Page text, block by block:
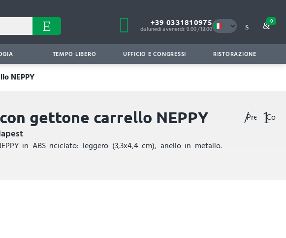
+39 0331810975
da lunedì a venerdì: 9.00 / 18.00
0
TEMPO LIBERO UFFICIO E CONGRESSI RISTORAZIONE
NEPPY
gettone carrello NEPPY
in ABS riciclato: leggero (3,3x4,4 cm), anello in metallo.
Preferiti